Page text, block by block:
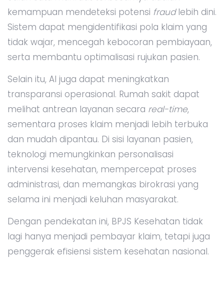
kemampuan mendeteksi potensi fraudlebih dini.
Sistem dapat mengidentifikasi pola klaim yang
tidak wajar, mencegah kebocoran pembiayaan,
serta membantu optimalisasi rujukan pasien.
Selain itu, AI juga dapat meningkatkan
transparansi operasional. Rumah sakit dapat
melihat antrean layanan secara real-time,
sementara proses klaim menjadi lebih terbuka
dan mudah dipantau. Di sisi layanan pasien,
teknologi memungkinkan personalisasi
intervensi kesehatan, mempercepat proses
administrasi, dan memangkas birokrasi yang
selama ini menjadi keluhan masyarakat.
Dengan pendekatan ini, BPJS Kesehatan tidak
lagi hanya menjadi pembayar klaim, tetapi juga
penggerak efisiensi sistem kesehatan nasional.